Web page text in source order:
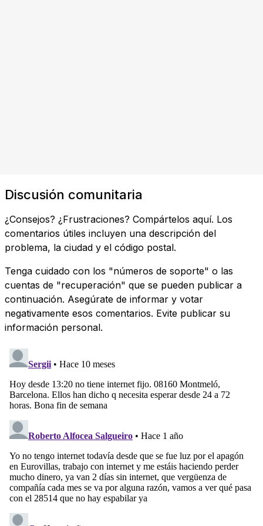
Discusión comunitaria
¿Consejos? ¿Frustraciones? Compártelos aquí. Los
comentarios útiles incluyen una descripción del
problema, la ciudad y el código postal.
Tenga cuidado con los "números de soporte" o las
cuentas de "recuperación" que se pueden publicar a
continuación. Asegúrate de informar y votar
negativamente esos comentarios. Evite publicar su
información personal.